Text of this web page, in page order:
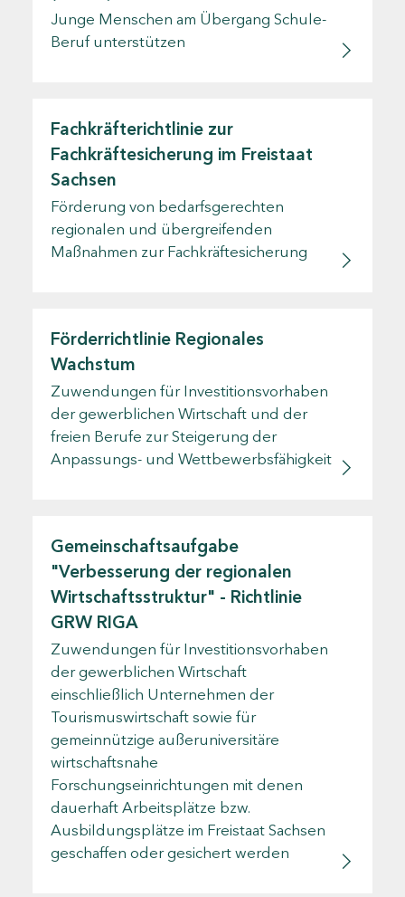
Junge Menschen am Übergang Schule-
Beruf unterstützen
Fachkräfterichtlinie zur
Fachkräftesicherung im Freistaat
Sachsen
Förderung von bedarfsgerechten
regionalen und übergreifenden
Maßnahmen zur Fachkräftesicherung
Förderrichtlinie Regionales
Wachstum
Zuwendungen für Investitionsvorhaben
der gewerblichen Wirtschaft und der
freien Berufe zur Steigerung der
Anpassungs- und Wettbewerbsfähigkeit
Gemeinschaftsaufgabe
"Verbesserung der regionalen
Wirtschaftsstruktur" - Richtlinie
GRW RIGA
Zuwendungen für Investitionsvorhaben
der gewerblichen Wirtschaft
einschließlich Unternehmen der
Tourismuswirtschaft sowie für
gemeinnützige außeruniversitäre
wirtschaftsnahe
Forschungseinrichtungen mit denen
dauerhaft Arbeitsplätze bzw.
Ausbildungsplätze im Freistaat Sachsen
geschaffen oder gesichert werden